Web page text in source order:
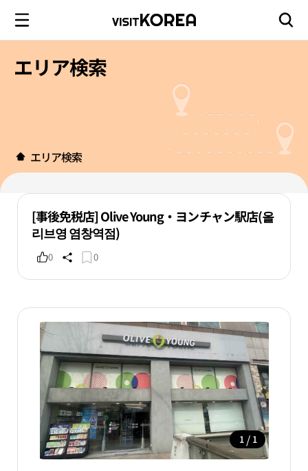
エリア検索
エリア検索
[事後免税店] Olive Young・ヨンチャン駅店(올
리브영 염창역점)
0 0
1 / 1